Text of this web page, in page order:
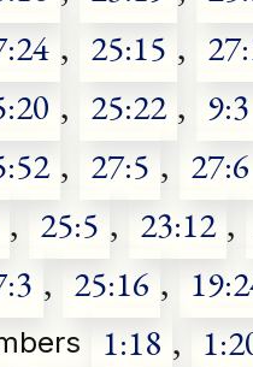
, 25:15 ,
, 25:22 , 9:3
, 27:5 , 27:6
, 25:5 , 23:12 ,
, 25:16 ,
1:18 ,